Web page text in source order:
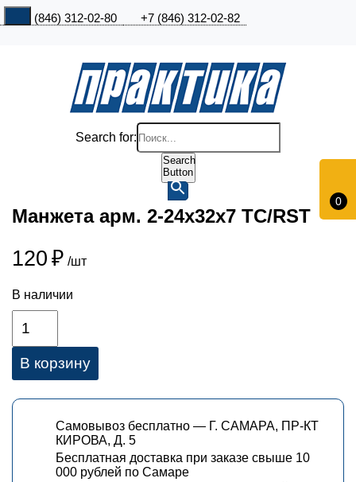
+7 (846) 312-02-80 +7 (846) 312-02-82
0
Search for:
Search
Button
Манжета арм. 2-24х32х7 ТС/RST
120 ₽ /шт
В наличии
В корзину
Самовывоз бесплатно — Г. САМАРА, ПР-КТ
КИРОВА, Д. 5
Бесплатная доставка при заказе свыше 10
000 рублей по Самаре